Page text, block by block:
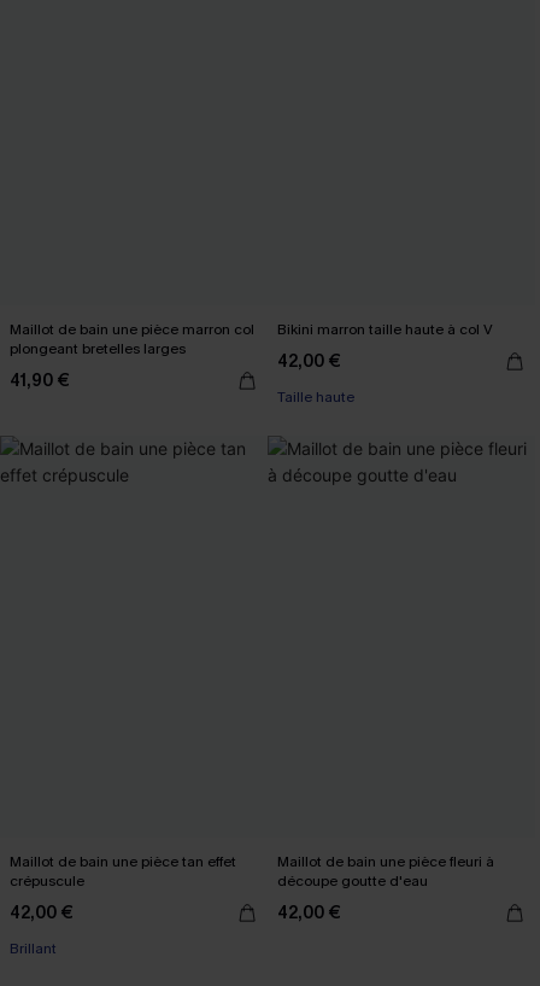
Maillot de bain une pièce marron col
plongeant bretelles larges
41,90 €
Bikini marron taille haute à col V
42,00 €
Taille haute
Maillot de bain une pièce tan effet
crépuscule
42,00 €
Brillant
Maillot de bain une pièce fleuri à
découpe goutte d'eau
42,00 €